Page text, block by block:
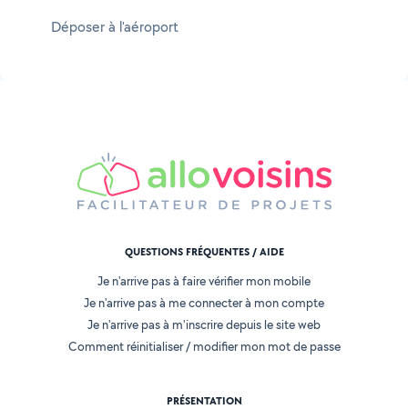
Déposer à l'aéroport
QUESTIONS FRÉQUENTES / AIDE
Je n'arrive pas à faire vérifier mon mobile
Je n'arrive pas à me connecter à mon compte
Je n'arrive pas à m'inscrire depuis le site web
Comment réinitialiser / modifier mon mot de passe
PRÉSENTATION